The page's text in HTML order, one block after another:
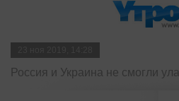
Россия и Украина не смогли